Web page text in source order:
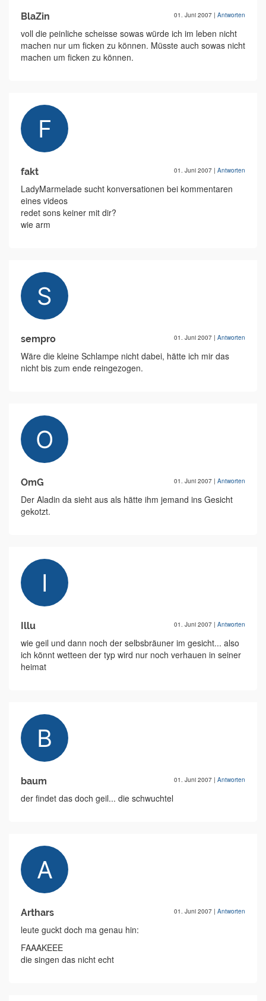
BlaZin 01. Juni 2007 | Antworten
voll die peinliche scheisse sowas würde ich im leben nicht
machen nur um ficken zu können. Müsste auch sowas nicht
machen um ficken zu können.
fakt 01. Juni 2007 | Antworten
LadyMarmelade sucht konversationen bei kommentaren
eines videos
redet sons keiner mit dir?
wie arm
sempro 01. Juni 2007 | Antworten
Wäre die kleine Schlampe nicht dabei, hätte ich mir das
nicht bis zum ende reingezogen.
OmG 01. Juni 2007 | Antworten
Der Aladin da sieht aus als hätte ihm jemand ins Gesicht
gekotzt.
Illu 01. Juni 2007 | Antworten
wie geil und dann noch der selbsbräuner im gesicht... also
ich könnt wetteen der typ wird nur noch verhauen in seiner
heimat
baum 01. Juni 2007 | Antworten
der findet das doch geil... die schwuchtel
Arthars 01. Juni 2007 | Antworten
leute guckt doch ma genau hin:
FAAAKEEE
die singen das nicht echt